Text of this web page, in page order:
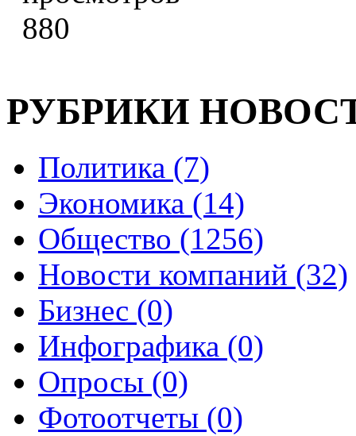
880
РУБРИКИ
Политика (7)
Экономика (14)
Общество (1256)
Новости компаний (32)
Бизнес (0)
Инфографика (0)
Опросы (0)
Фотоотчеты (0)